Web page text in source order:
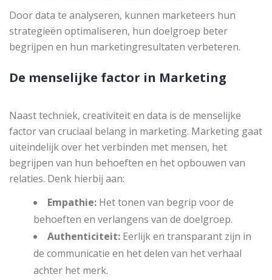
Door data te analyseren, kunnen marketeers hun
strategieën optimaliseren, hun doelgroep beter
begrijpen en hun marketingresultaten verbeteren.
De menselijke factor in Marketing
Naast techniek, creativiteit en data is de menselijke
factor van cruciaal belang in marketing. Marketing gaat
uiteindelijk over het verbinden met mensen, het
begrijpen van hun behoeften en het opbouwen van
relaties. Denk hierbij aan:
Empathie: Het tonen van begrip voor de
behoeften en verlangens van de doelgroep.
Authenticiteit: Eerlijk en transparant zijn in
de communicatie en het delen van het verhaal
achter het merk.